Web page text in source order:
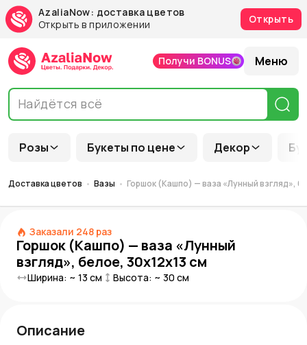
AzaliaNow: доставка цветов
Открыть в приложении
Открыть
Розы Букеты по цене Декор
Получи BONUS Меню
Доставка цветов Вазы Горшок (Кашпо) — ваза «Лунный взгляд»,
Заказали 248 раз
Горшок (Кашпо) — ваза «Лунный
взгляд», белое, 30х12х13 см
Ширина: ~ 13 см Высота: ~ 30 см
Описание